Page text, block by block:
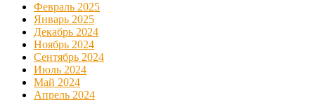
Февраль 2025
Январь 2025
Декабрь 2024
Ноябрь 2024
Сентябрь 2024
Июль 2024
Май 2024
Апрель 2024